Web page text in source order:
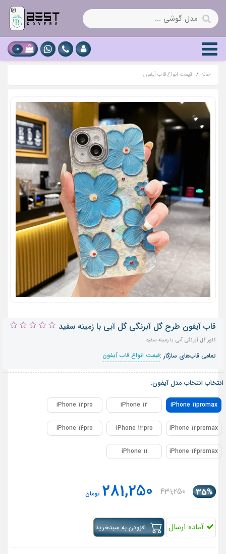
0
خانه قیمت انواع قاب آیفون
قاب آیفون طرح گل آبرنگی گل آبی با زمینه سفید
کاور گل آبرنگی آبی با زمینه سفید
تمامی قاب‌های سازگار :قیمت انواع قاب آیفون
انتخاب انتخاب مدل آیفون:
iPhone 11promax
iPhone 12
iPhone 12pro
iPhone 12promax
iPhone 13pro
iPhone 14pro
iPhone 14promax
iPhone 11
35%
431,250
281,250 تومان
آماده ارسال افزودن به سبدخرید